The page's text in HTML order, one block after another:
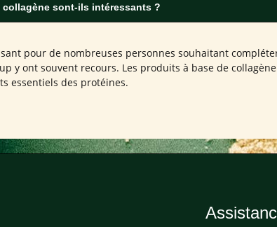
sont-ils intéressants ?
pour de nombreuses personnes souhaitant
y ont souvent recours. Les produits à base de
essentiels des protéines.